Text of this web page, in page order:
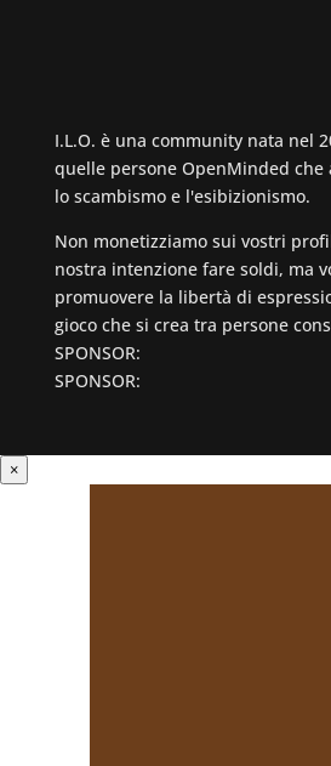
I.L.O. è una community nata nel
quelle persone OpenMinded che
lo scambismo e l'esibizionismo.
Non monetizziamo sui vostri
nostra intenzione fare soldi, ma
promuovere la libertà di
gioco che si crea tra persone
SPONSOR:
SPONSOR:
×